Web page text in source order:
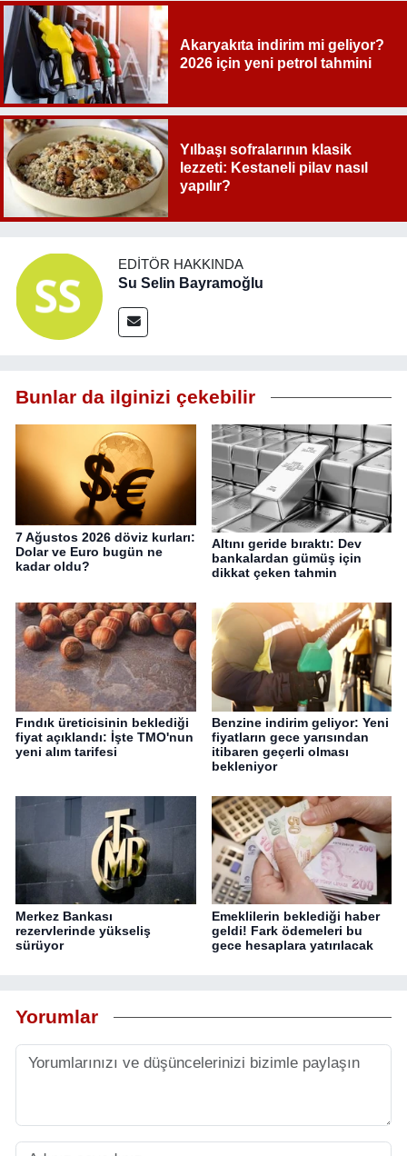
Akaryakıta indirim mi geliyor?
2026 için yeni petrol tahmini
Yılbaşı sofralarının klasik
lezzeti: Kestaneli pilav nasıl
yapılır?
EDITÖR HAKKINDA
Su Selin Bayramoğlu
Bunlar da ilginizi çekebilir
7 Ağustos 2026 döviz kurları:
Dolar ve Euro bugün ne
kadar oldu?
Altını geride bıraktı: Dev
bankalardan gümüş için
dikkat çeken tahmin
Fındık üreticisinin beklediği
fiyat açıklandı: İşte TMO'nun
yeni alım tarifesi
Benzine indirim geliyor: Yeni
fiyatların gece yarısından
itibaren geçerli olması
bekleniyor
Merkez Bankası
rezervlerinde yükseliş
sürüyor
Emeklilerin beklediği haber
geldi! Fark ödemeleri bu
gece hesaplara yatırılacak
Yorumlar